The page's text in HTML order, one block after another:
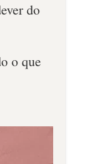
do
o que